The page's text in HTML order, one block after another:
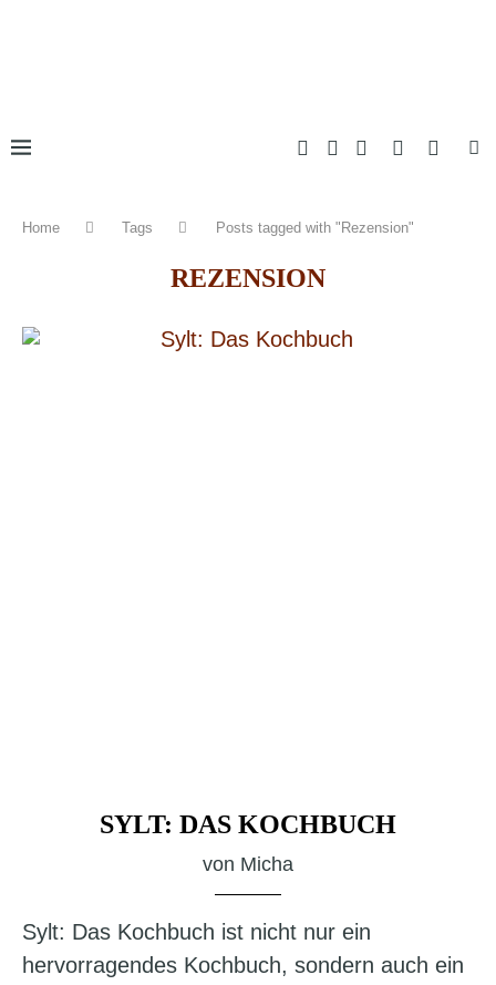
Home Tags Posts tagged with "Rezension"
REZENSION
SYLT: DAS KOCHBUCH
von Micha
Sylt: Das Kochbuch ist nicht nur ein
hervorragendes Kochbuch, sondern auch ein